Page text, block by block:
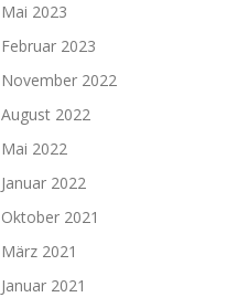
Mai 2023
Februar 2023
November 2022
August 2022
Mai 2022
Januar 2022
Oktober 2021
März 2021
Januar 2021